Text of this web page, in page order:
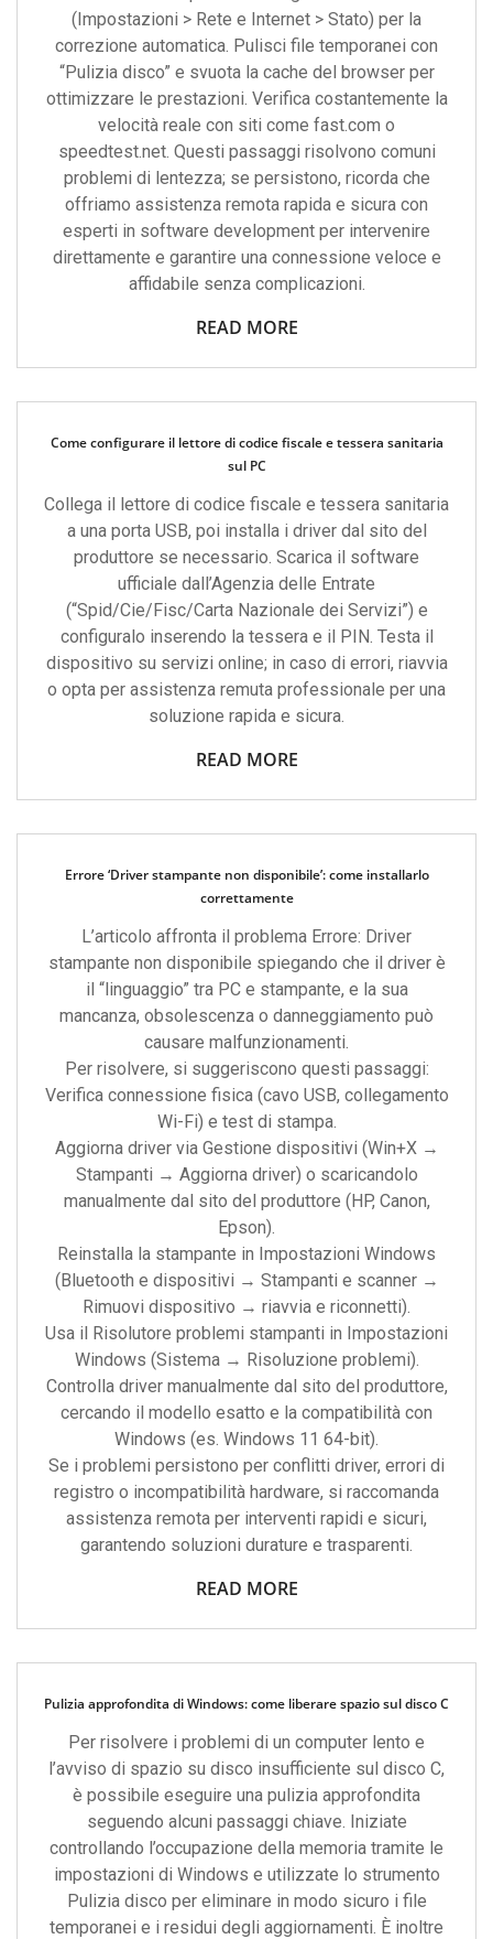
(Impostazioni > Rete e Internet > Stato) per la
correzione automatica. Pulisci file temporanei con
“Pulizia disco” e svuota la cache del browser per
ottimizzare le prestazioni. Verifica costantemente la
velocità reale con siti come fast.com o
speedtest.net. Questi passaggi risolvono comuni
problemi di lentezza; se persistono, ricorda che
offriamo assistenza remota rapida e sicura con
esperti in software development per intervenire
direttamente e garantire una connessione veloce e
affidabile senza complicazioni.
READ MORE
Come configurare il lettore di codice fiscale e tessera sanitaria
sul PC
Collega il lettore di codice fiscale e tessera sanitaria
a una porta USB, poi installa i driver dal sito del
produttore se necessario. Scarica il software
ufficiale dall’Agenzia delle Entrate
(“Spid/Cie/Fisc/Carta Nazionale dei Servizi”) e
configuralo inserendo la tessera e il PIN. Testa il
dispositivo su servizi online; in caso di errori, riavvia
o opta per assistenza remuta professionale per una
soluzione rapida e sicura.
READ MORE
Errore ‘Driver stampante non disponibile’: come installarlo
correttamente
L’articolo affronta il problema Errore: Driver
stampante non disponibile spiegando che il driver è
il “linguaggio” tra PC e stampante, e la sua
mancanza, obsolescenza o danneggiamento può
causare malfunzionamenti.
Per risolvere, si suggeriscono questi passaggi:
Verifica connessione fisica (cavo USB, collegamento
Wi-Fi) e test di stampa.
Aggiorna driver via Gestione dispositivi (Win+X →
Stampanti → Aggiorna driver) o scaricandolo
manualmente dal sito del produttore (HP, Canon,
Epson).
Reinstalla la stampante in Impostazioni Windows
(Bluetooth e dispositivi → Stampanti e scanner →
Rimuovi dispositivo → riavvia e riconnetti).
Usa il Risolutore problemi stampanti in Impostazioni
Windows (Sistema → Risoluzione problemi).
Controlla driver manualmente dal sito del produttore,
cercando il modello esatto e la compatibilità con
Windows (es. Windows 11 64-bit).
Se i problemi persistono per conflitti driver, errori di
registro o incompatibilità hardware, si raccomanda
assistenza remota per interventi rapidi e sicuri,
garantendo soluzioni durature e trasparenti.
READ MORE
Pulizia approfondita di Windows: come liberare spazio sul disco C
Per risolvere i problemi di un computer lento e
l’avviso di spazio su disco insufficiente sul disco C,
è possibile eseguire una pulizia approfondita
seguendo alcuni passaggi chiave. Iniziate
controllando l’occupazione della memoria tramite le
impostazioni di Windows e utilizzate lo strumento
Pulizia disco per eliminare in modo sicuro i file
temporanei e i residui degli aggiornamenti. È inoltre